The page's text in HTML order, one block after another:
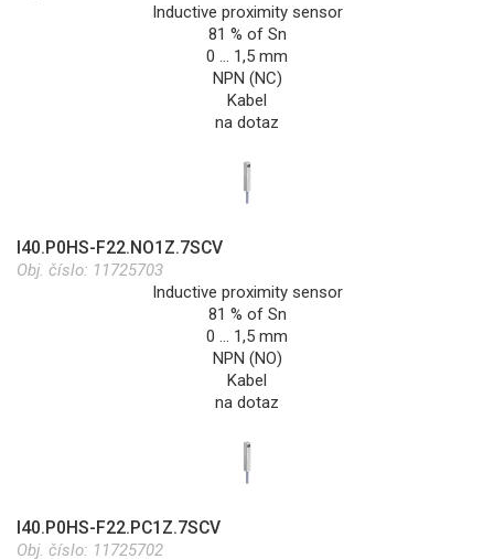
Inductive proximity sensor
81 % of Sn
0 … 1,5 mm
NPN (NC)
Kabel
na dotaz
I40.P0HS-F22.NO1Z.7SCV
Obj. číslo: 11725703
Inductive proximity sensor
81 % of Sn
0 … 1,5 mm
NPN (NO)
Kabel
na dotaz
I40.P0HS-F22.PC1Z.7SCV
Obj. číslo: 11725702